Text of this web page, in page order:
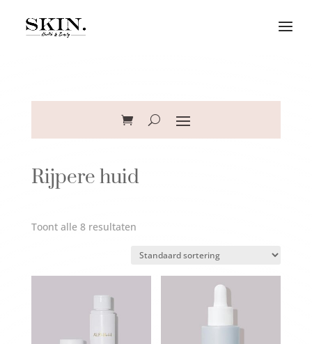
Rijpere huid
Toont alle 8 resultaten